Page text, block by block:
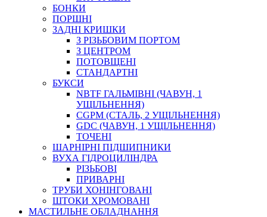
БОНКИ
ПОРШНІ
ЗАДНІ КРИШКИ
З РІЗЬБОВИМ ПОРТОМ
З ЦЕНТРОМ
ПОТОВЩЕНІ
СТАНДАРТНІ
БУКСИ
NBTF ГАЛЬМІВНІ (ЧАВУН, 1
УЩІЛЬНЕННЯ)
CGPM (СТАЛЬ, 2 УЩІЛЬНЕННЯ)
GDC (ЧАВУН, 1 УЩІЛЬНЕННЯ)
ТОЧЕНІ
ШАРНІРНІ ПІДШИПНИКИ
ВУХА ГІДРОЦИЛІНДРА
РІЗЬБОВІ
ПРИВАРНІ
ТРУБИ ХОНІНГОВАНІ
ШТОКИ ХРОМОВАНІ
МАСТИЛЬНЕ ОБЛАДНАННЯ